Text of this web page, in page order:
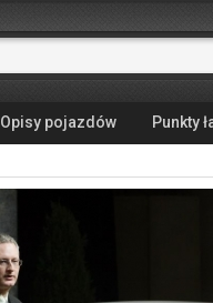
Opisy pojazdów Punkty